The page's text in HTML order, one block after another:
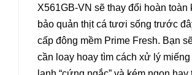
X561GB-VN sẽ thay đổi hoàn toàn
bảo quản thịt cá tươi sống trước
cấp đông mềm Prime Fresh. Bạn
cần loay hoay tìm cách xử lý miếng